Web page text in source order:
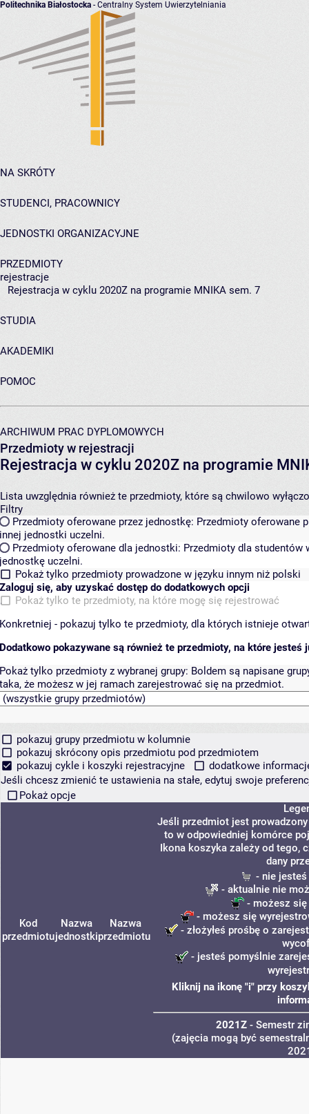
Politechnika Białostocka - Centralny System Uwierzytelniania
NA SKRÓTY
STUDENCI, PRACOWNICY
JEDNOSTKI ORGANIZACYJNE
PRZEDMIOTY
rejestracje
Rejestracja w cyklu 2020Z na programie MNIKA sem. 7
STUDIA
AKADEMIKI
POMOC
ARCHIWUM PRAC DYPLOMOWYCH
Przedmioty w rejestracji
Rejestracja w cyklu 2020Z na programie
Lista uwzględnia również te przedmioty, które są chwilowo
Filtry
Przedmioty oferowane przez jednostkę: Przedmioty oferowane
innej jednostki uczelni.
Przedmioty oferowane dla jednostki: Przedmioty dla studentów
jednostkę uczelni.
Pokaż tylko przedmioty prowadzone w języku innym niż polski
Zaloguj się, aby uzyskać dostęp do dodatkowych opcji
Pokaż tylko te przedmioty, na które mogę się rejestrować
Konkretniej - pokazuj tylko te przedmioty, dla których istnieje
Dodatkowo pokazywane są również te przedmioty, na które jesteś
Pokaż tylko przedmioty z wybranej grupy: Boldem są napisane
taka, że możesz w jej ramach zarejestrować się na przedmiot.
pokazuj grupy przedmiotu w kolumnie
pokazuj skrócony opis przedmiotu pod przedmiotem
pokazuj cykle i koszyki rejestracyjne
dodatkowe
Jeśli chcesz zmienić te ustawienia na stałe, edytuj swoje
Pokaż opcje
Kod
przedmiotu
Nazwa
jednostki
Nazwa
przedmiotu
Jeśli przedmiot jest
to w odpowiedniej komórce
Ikona koszyka zależy od tego,
dany
- nie
- aktualnie nie
- możesz się
- możesz się
- złożyłeś prośbę o
- jesteś pomyślnie
Kliknij na ikonę "i" przy
2021Z - Semestr
(zajęcia mogą być